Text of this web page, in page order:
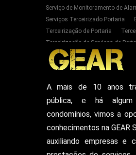
Serviço de Monitoramento de
Serviços Terceirizado Portaria
Terceirização de Portaria
Terceirização de Serviços de
Empresas de Portaria E Limpeza
Serviços Terceirizado Portaria em
Empresa De Seguranca Particular
Seguranca Particular Armada
Vigilante De Seguranca Pessoal
A mais de 10 anos
pública, e há
condomínios, vimos a
conhecimentos na GEAR
auxiliando empresas e